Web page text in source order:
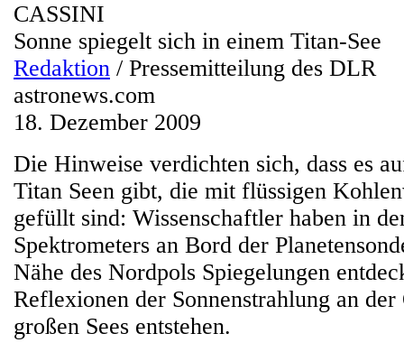
CASSINI
Sonne spiegelt sich in einem Titan-See
Redaktion / Pressemitteilung des DLR
astronews.com
18. Dezember 2009
Die Hinweise verdichten sich, dass es
Titan Seen gibt, die mit flüssigen
gefüllt sind: Wissenschaftler haben in
Spektrometers an Bord der
Nähe des Nordpols Spiegelungen
Reflexionen der Sonnenstrahlung an
großen Sees entstehen.